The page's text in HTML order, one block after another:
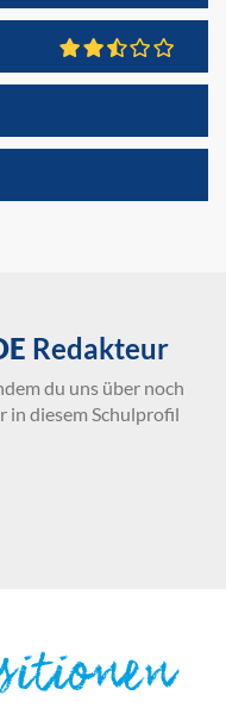
Redakteur
du uns über noch
in diesem Schulprofil